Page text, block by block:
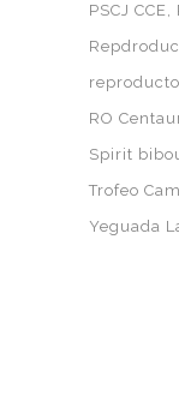
PSCJ CCE
RO
Spirit
Trofeo
Yeguada